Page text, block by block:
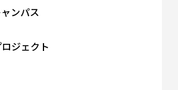
ンパス
ジェクト